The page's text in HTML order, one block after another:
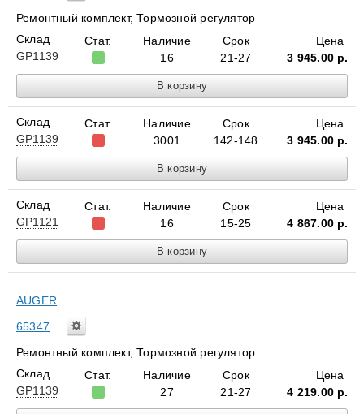
Ремонтный комплект, Тормознoй регулятор
Склад
GP1139
Стат.
Наличие
16
Срок
21-27
Цена
3 945.00 р.
Склад
GP1139
Стат.
Наличие
3001
Срок
142-148
Цена
3 945.00 р.
Склад
GP1121
Стат.
Наличие
16
Срок
15-25
Цена
4 867.00 р.
AUGER
65347
Ремонтный комплект, Тормознoй регулятор
Склад
GP1139
Стат.
Наличие
27
Срок
21-27
Цена
4 219.00 р.